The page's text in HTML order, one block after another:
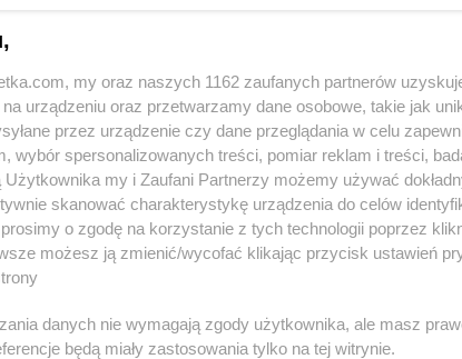
PEPCO
1 gazetka
Dodaj do ulubionych
dino
2 gazetki
Dodaj
my oraz naszych 1162 zaufanych partnerów
urządzeniu oraz przetwarzamy dane osobowe, takie jak
przez urządzenie czy dane przeglądania w celu
wybór spersonalizowanych treści, pomiar reklam i treści,
Użytkownika my i Zaufani Partnerzy możemy używać
skanować charakterystykę urządzenia do celów
o zgodę na korzystanie z tych technologii poprzez
możesz ją zmienić/wycofać klikając przycisk ustawień
danych nie wymagają zgody użytkownika, ale masz
będą miały zastosowania tylko na tej witrynie.